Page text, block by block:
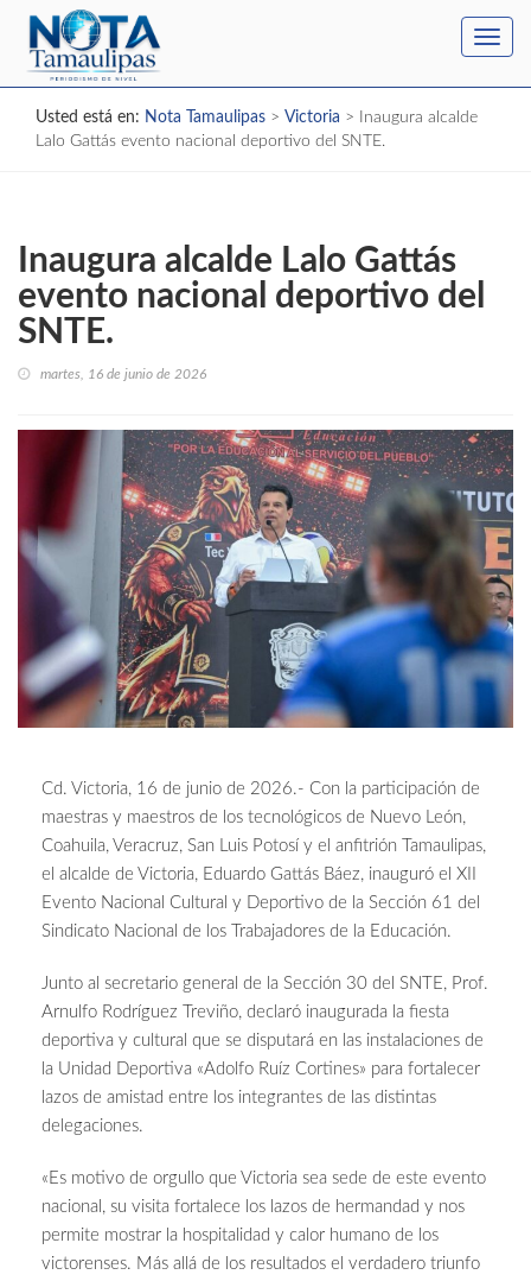
Usted está en: Nota Tamaulipas > Victoria >
Inaugura alcalde
Lalo Gattás evento nacional deportivo del SNTE.
Inaugura alcalde Lalo Gattás
evento nacional deportivo del
SNTE.
martes, 16 de junio de 2026
Cd. Victoria, 16 de junio de 2026.- Con la participación de
maestras y maestros de los tecnológicos de Nuevo León,
Coahuila, Veracruz, San Luis Potosí y el anfitrión Tamaulipas,
el alcalde de Victoria, Eduardo Gattás Báez, inauguró el XII
Evento Nacional Cultural y Deportivo de la Sección 61 del
Sindicato Nacional de los Trabajadores de la Educación.
Junto al secretario general de la Sección 30 del SNTE, Prof.
Arnulfo Rodríguez Treviño, declaró inaugurada la fiesta
deportiva y cultural que se disputará en las instalaciones de
la Unidad Deportiva «Adolfo Ruíz Cortines» para fortalecer
lazos de amistad entre los integrantes de las distintas
delegaciones.
«Es motivo de orgullo que Victoria sea sede de este evento
nacional, su visita fortalece los lazos de hermandad y nos
permite mostrar la hospitalidad y calor humano de los
victorenses. Más allá de los resultados el verdadero triunfo